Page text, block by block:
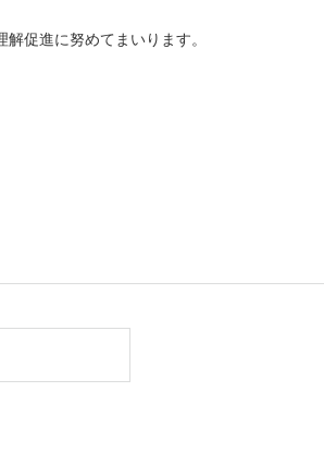
促進に努めてまいります。